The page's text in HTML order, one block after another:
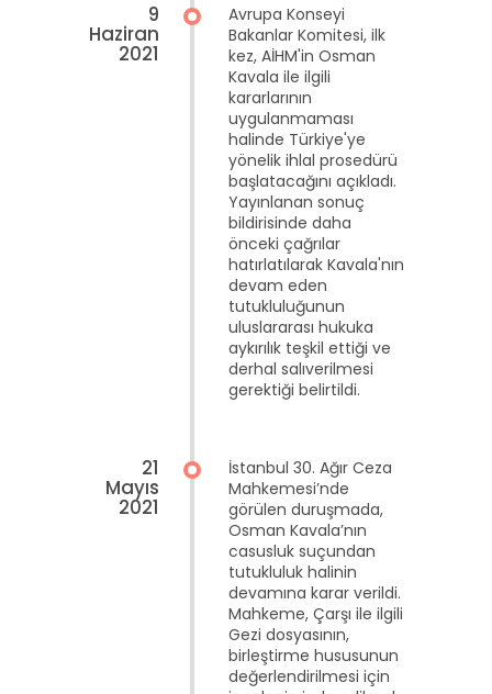
9
Haziran
2021
Avrupa Konseyi
Bakanlar Komitesi, ilk
kez, AİHM'in Osman
Kavala ile ilgili
kararlarının
uygulanmaması
halinde Türkiye'ye
yönelik ihlal prosedürü
başlatacağını açıkladı.
Yayınlanan sonuç
bildirisinde daha
önceki çağrılar
hatırlatılarak Kavala'nın
devam eden
tutukluluğunun
uluslararası hukuka
aykırılık teşkil ettiği ve
derhal salıverilmesi
gerektiği belirtildi.
21
Mayıs
2021
İstanbul 30. Ağır Ceza
Mahkemesi’nde
görülen duruşmada,
Osman Kavala’nın
casusluk suçundan
tutukluluk halinin
devamına karar verildi.
Mahkeme, Çarşı ile ilgili
Gezi dosyasının,
birleştirme hususunun
değerlendirilmesi için